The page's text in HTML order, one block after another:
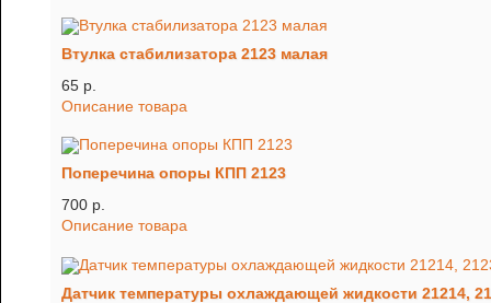
Втулка стабилизатора 2123 малая
65 p.
Описание товара
Поперечина опоры КПП 2123
700 p.
Описание товара
Датчик температуры охлаждающей жидкости 21214,